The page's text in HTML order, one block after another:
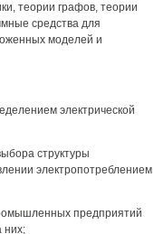
теории графов, теории
средства для
моделей и
электрической
структуры
электропотреблением
предприятий
них;